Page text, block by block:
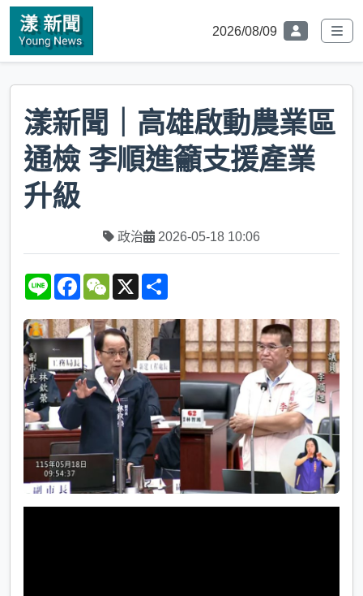
2026/08/09
漾新聞｜高雄啟動農業區
通檢 李順進籲支援產業
升級
政治 2026-05-18 10:06
L
e
F
e
b
o
k
W
h
a
t
X
r
e